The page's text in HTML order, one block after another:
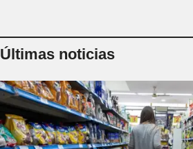
Últimas noticias